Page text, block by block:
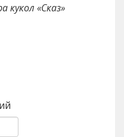
«Сказ»